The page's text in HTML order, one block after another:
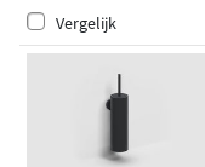
Vergelijk